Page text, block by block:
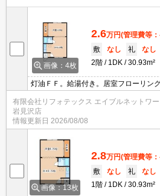
画像：4枚
2.6万円(管理費等
敷
なし 礼
なし
2階
1DK 30.93m²
灯油ＦＦ。給湯付き。居室フローリン
有限会社リフォテックス エイブルネットワー
岩見沢店
情報更新日 2026/08/08
画像：13枚
2.8万円(管理費等
敷
なし 礼
なし
1階
1DK 30.93m²